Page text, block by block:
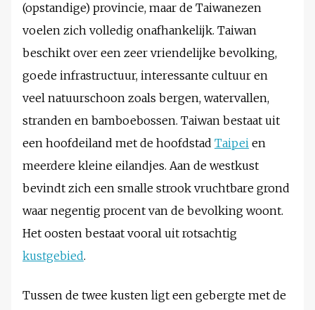
(opstandige) provincie, maar de Taiwanezen
voelen zich volledig onafhankelijk. Taiwan
beschikt over een zeer vriendelijke bevolking,
goede infrastructuur, interessante cultuur en
veel natuurschoon zoals bergen, watervallen,
stranden en bamboebossen. Taiwan bestaat uit
een hoofdeiland met de hoofdstad Taipei en
meerdere kleine eilandjes. Aan de westkust
bevindt zich een smalle strook vruchtbare grond
waar negentig procent van de bevolking woont.
Het oosten bestaat vooral uit rotsachtig
kustgebied.
Tussen de twee kusten ligt een gebergte met de